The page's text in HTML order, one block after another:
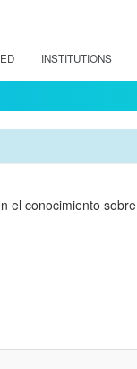
INSTITUTIONS
el conocimiento sobre